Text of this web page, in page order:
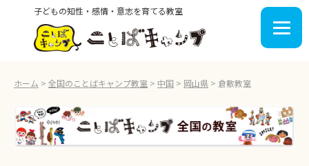
子どもの知性・感情・意志を育てる教室
ホーム > 全国のことばキャンプ教室 > 中国 > 岡山県 > 倉敷教室